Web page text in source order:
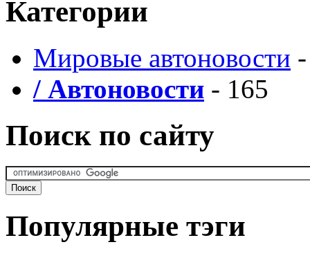
Категории
Мировые автоновости
/ Автоновости - 165
Поиск по сайту
Популярные тэги